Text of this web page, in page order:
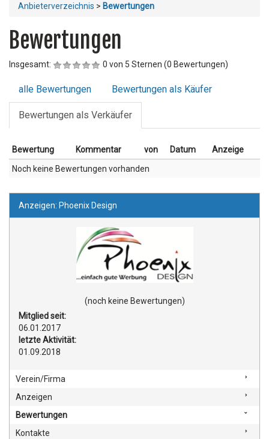
Anbieterverzeichnis > Bewertungen
Bewertungen
Insgesamt: 0 von 5 Sternen (0 Bewertungen)
alle Bewertungen Bewertungen als Käufer
Bewertungen als Verkäufer
Bewertung Kommentar von Datum
Anzeige
Noch keine Bewertungen vorhanden
Anzeigen: Phoenix Design
(noch keine Bewertungen)
Mitglied seit:
06.01.2017
letzte Aktivität:
01.09.2018
Verein/Firma
Anzeigen
Bewertungen
Kontakte